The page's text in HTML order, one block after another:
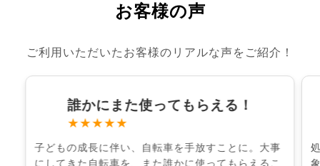
お客様の声
ご利用いただいたお客様のリアルな声をご紹介！
誰かにまた使ってもらえる！
★★★★★
子どもの成長に伴い、自転車を手放すことに。大事
にしてきた自転車を、また誰かに使ってもらえるこ